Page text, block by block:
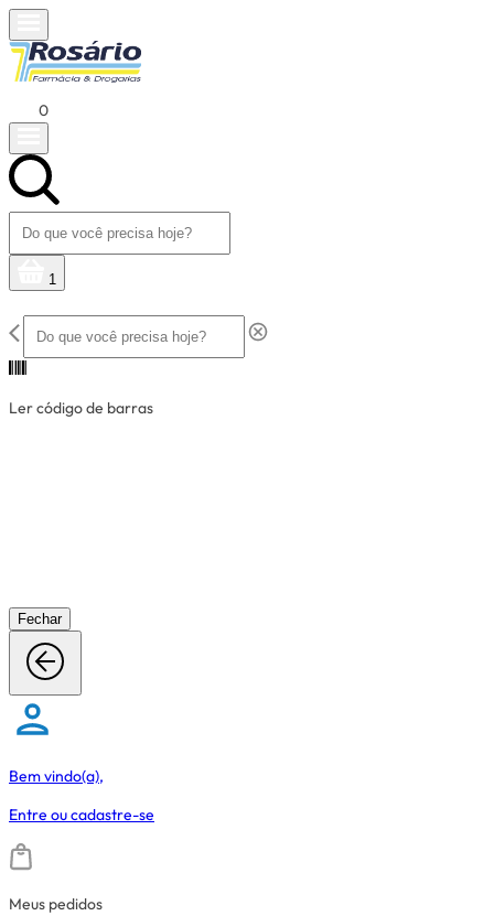
0
1
Ler código de barras
Fechar
Bem vindo(a),
Entre oucadastre-se
Meus pedidos